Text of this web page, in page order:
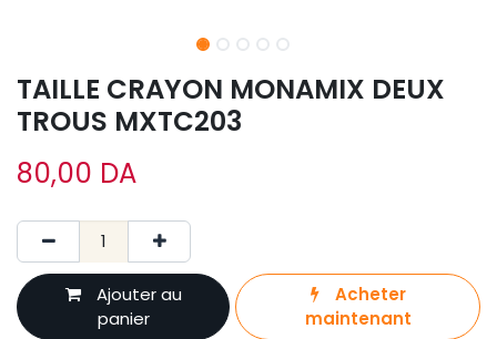
TAILLE CRAYON MONAMIX DEUX
TROUS MXTC203
80,00 DA
Ajouter au
panier
Acheter
maintenant